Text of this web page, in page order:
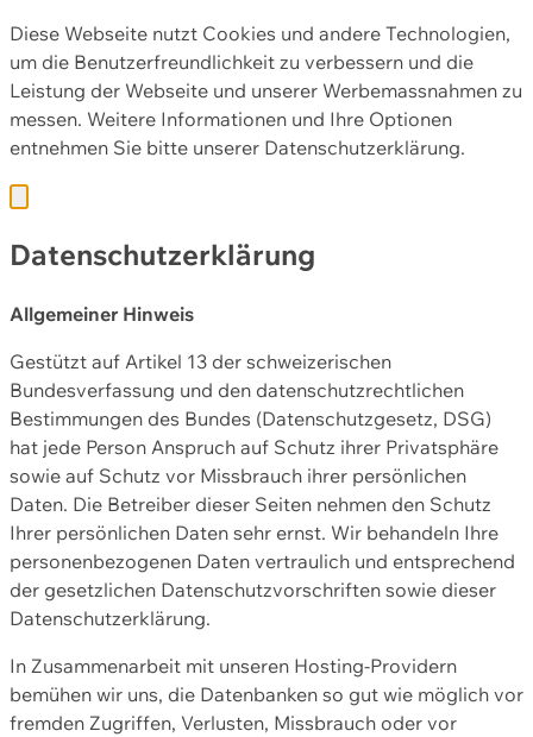
Diese Webseite nutzt Cookies und andere Technologien,
um die Benutzerfreundlichkeit zu verbessern und die
Leistung der Webseite und unserer Werbemassnahmen zu
messen. Weitere Informationen und Ihre Optionen
entnehmen Sie bitte unserer Datenschutzerklärung.
Datenschutzerklärung
Allgemeiner Hinweis
Gestützt auf Artikel 13 der schweizerischen
Bundesverfassung und den datenschutzrechtlichen
Bestimmungen des Bundes (Datenschutzgesetz, DSG)
hat jede Person Anspruch auf Schutz ihrer Privatsphäre
sowie auf Schutz vor Missbrauch ihrer persönlichen
Daten. Die Betreiber dieser Seiten nehmen den Schutz
Ihrer persönlichen Daten sehr ernst. Wir behandeln Ihre
personenbezogenen Daten vertraulich und entsprechend
der gesetzlichen Datenschutzvorschriften sowie dieser
Datenschutzerklärung.
In Zusammenarbeit mit unseren Hosting-Providern
bemühen wir uns, die Datenbanken so gut wie möglich vor
fremden Zugriffen, Verlusten, Missbrauch oder vor